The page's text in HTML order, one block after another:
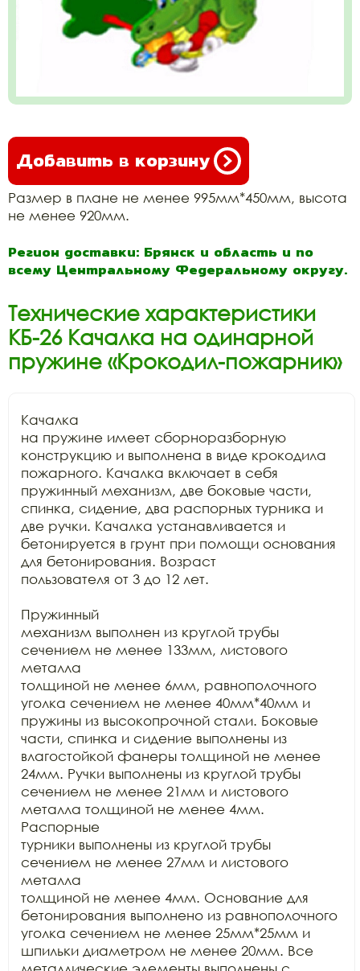
Добавить в корзину
Размер в плане не менее 995мм*450мм, высота
не менее 920мм.
Регион доставки: Брянск и область и по
всему Центральному Федеральному округу.
Технические характеристики
КБ-26 Качалка на одинарной
пружине «Крокодил-пожарник»
Качалка
на пружине имеет сборноразборную
конструкцию и выполнена в виде крокодила
пожарного. Качалка включает в себя
пружинный механизм, две боковые части,
спинка, сидение, два распорных турника и
две ручки. Качалка устанавливается и
бетонируется в грунт при помощи основания
для бетонирования. Возраст
пользователя от 3 до 12 лет.
Пружинный
механизм выполнен из круглой трубы
сечением не менее 133мм, листового
металла
толщиной не менее 6мм, равнополочного
уголка сечением не менее 40мм*40мм и
пружины из высокопрочной стали. Боковые
части, спинка и сидение выполнены из
влагостойкой фанеры толщиной не менее
24мм. Ручки выполнены из круглой трубы
сечением не менее 21мм и листового
металла толщиной не менее 4мм.
Распорные
турники выполнены из круглой трубы
сечением не менее 27мм и листового
металла
толщиной не менее 4мм. Основание для
бетонирования выполнено из равнополочного
уголка сечением не менее 25мм*25мм и
шпильки диаметром не менее 20мм. Все